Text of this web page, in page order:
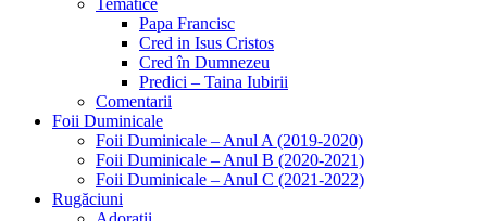
Tematice
Papa Francisc
Cred in Isus Cristos
Cred în Dumnezeu
Predici – Taina Iubirii
Comentarii
Foii Duminicale
Foii Duminicale – Anul A (2019-2020)
Foii Duminicale – Anul B (2020-2021)
Foii Duminicale – Anul C (2021-2022)
Rugăciuni